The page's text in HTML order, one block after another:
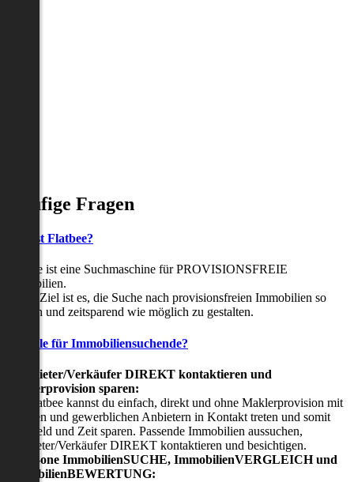
Häufige Fragen
Was ist Flatbee?
Flatbee ist eine Suchmaschine für PROVISIONSFREIE
Immobilien.
Unser Ziel ist es, die Suche nach provisionsfreien Immobilien so
einfach und zeitsparend wie möglich zu gestalten.
Vorteile für Immobiliensuchende?
Viermieter/Verkäufer DIREKT kontaktieren und
Maklerprovision sparen:
Mit Flatbee kannst du einfach, direkt und ohne Maklerprovision mit
privaten und gewerblichen Anbietern in Kontakt treten und somit
viel Geld und Zeit sparen. Passende Immobilien aussuchen,
Vermieter/Verkäufer DIREKT kontaktieren und besichtigen.
All-in-one ImmobilienSUCHE, ImmobilienVERGLEICH und
ImmobilienBEWERTUNG: